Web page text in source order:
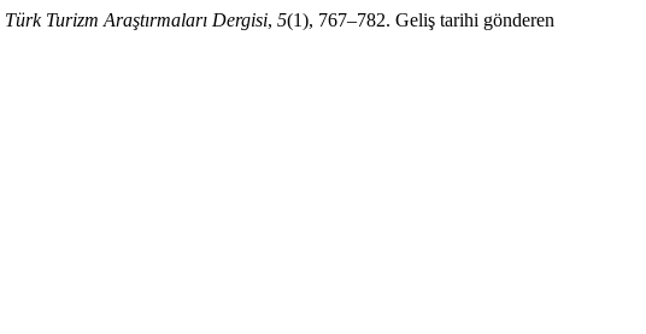
Türk Turizm Araştırmaları Dergisi, 5(1), 767–782. Geliş tarihi gönderen